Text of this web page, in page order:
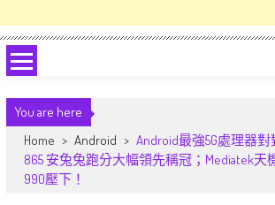
You are here
Home > Android > Android最強5G處理器
865 安兔兔跑分大幅領先稱冠；Mediatek天
990壓下！